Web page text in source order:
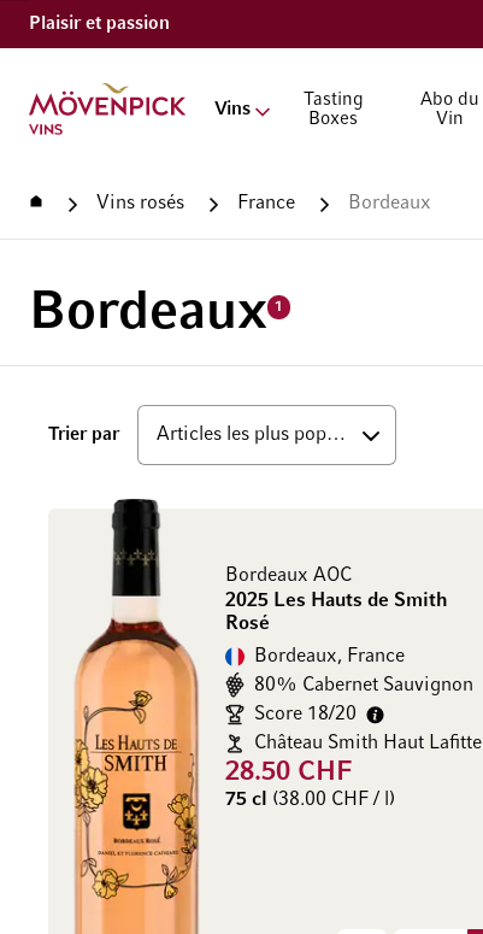
Plaisir et passion
Aller à la page d'accueil
Vins
Tasting
Boxes
Abo du
Vin
Accueil Vins rosés France Bordeaux
Bordeaux 1
Trier parhaut
Bordeaux AOC
2025 Les Hauts de Smith
Rosé
Bordeaux, France
80% Cabernet Sauvignon
Score 18/20
Château Smith Haut Lafitte
28.50 CHF
75 cl (38.00 CHF / l)